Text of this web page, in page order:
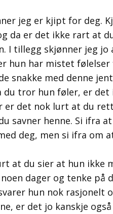
jeg er kjipt for deg.
da er det ikke rart at
I tillegg skjønner jeg
hun har mistet følelser
snakke med denne
du tror hun føler, er det
er det nok lurt at du
savner henne. Si ifra
deg, men si ifra om
at du sier at hun ikke
dager og tenke
hun nok
er det jo kanskje